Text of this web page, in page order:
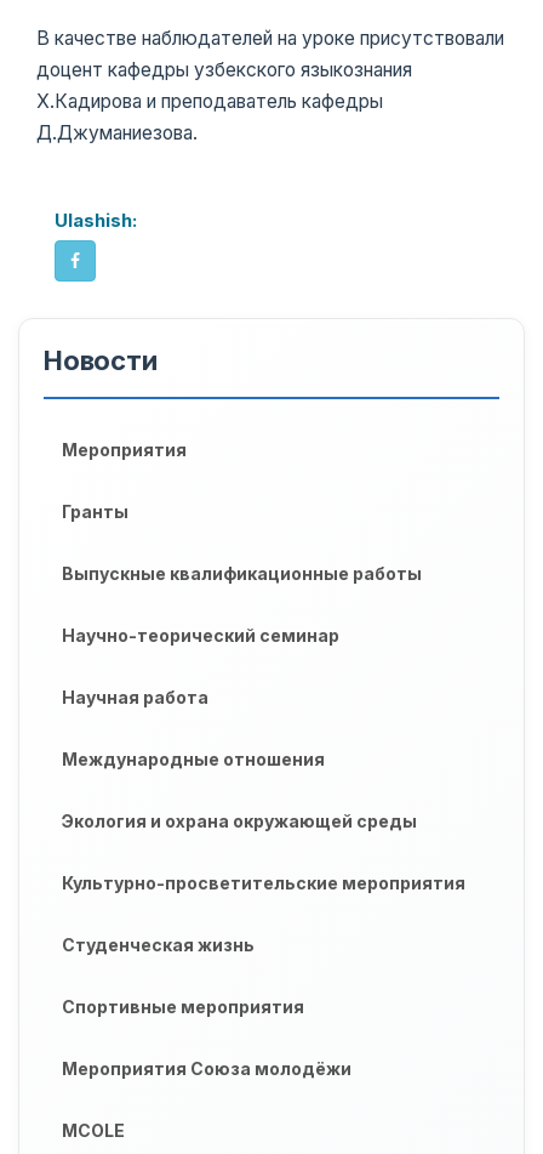
В качестве наблюдателей на уроке присутствовали
доцент кафедры узбекского языкознания
Х.Кадирова и преподаватель кафедры
Д.Джуманиезова.
Ulashish:
Новости
Мероприятия
Гранты
Выпускные квалификационные работы
Научно-теорический семинар
Научная работа
Международные отношения
Экология и охрана окружающей среды
Культурно-просветительские мероприятия
Студенческая жизнь
Спортивные мероприятия
Мероприятия Союза молодёжи
MCOLE